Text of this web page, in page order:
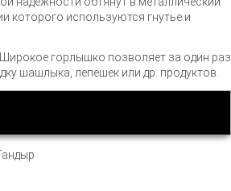
которого используются гнутье и
горлышко позволяет за один раз
шашлыка, лепешек или др. продуктов.